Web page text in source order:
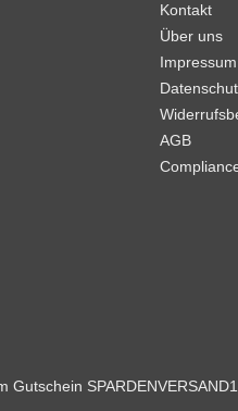
Kontakt
Über uns
Impressum
AGB